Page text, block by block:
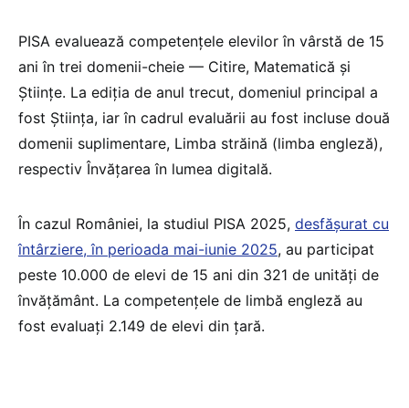
PISA evaluează competențele elevilor în vârstă de 15
ani în trei domenii-cheie — Citire, Matematică și
Științe. La ediția de anul trecut, domeniul principal a
fost Știința, iar în cadrul evaluării au fost incluse două
domenii suplimentare, Limba străină (limba engleză),
respectiv Învățarea în lumea digitală.
În cazul României, la studiul PISA 2025, desfășurat cu
întârziere, în perioada mai-iunie 2025, au participat
peste 10.000 de elevi de 15 ani din 321 de unități de
învățământ. La competențele de limbă engleză au
fost evaluați 2.149 de elevi din țară.